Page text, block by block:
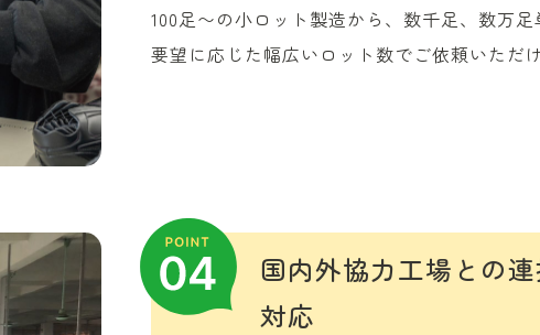
100足〜の小ロット製造から、数千足、数万
要望に応じた幅広いロット数でご依頼いただけ
国内外協力工場との
対応